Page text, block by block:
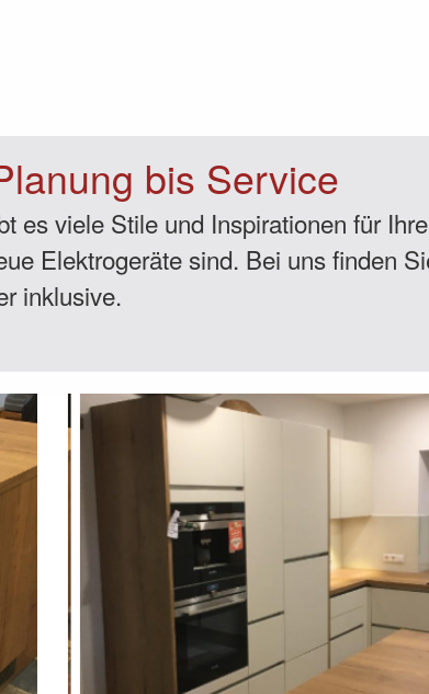
bis Service
es viele Stile und Inspirationen für
Elektrogeräte sind. Bei uns finden
inklusive.